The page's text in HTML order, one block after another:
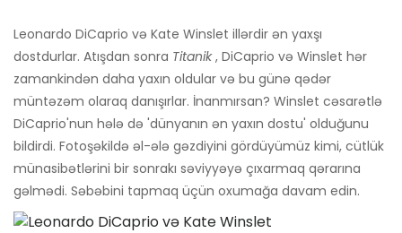
Leonardo DiCaprio və Kate Winslet illərdir ən yaxşı
dostdurlar. Atışdan sonra Titanik, DiCaprio və Winslet hər
zamankindən daha yaxın oldular və bu günə qədər
müntəzəm olaraq danışırlar. İnanmırsan? Winslet cəsarətlə
DiCaprio'nun hələ də 'dünyanın ən yaxın dostu' olduğunu
bildirdi. Fotoşəkildə əl-ələ gəzdiyini gördüyümüz kimi, cütlük
münasibətlərini bir sonrakı səviyyəyə çıxarmaq qərarına
gəlmədi. Səbəbini tapmaq üçün oxumağa davam edin.